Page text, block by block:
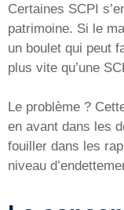
Certaines SCPI
patrimoine. Si le
un boulet qui peut
plus vite qu’une
Le problème ?
en avant dans les
fouiller dans les
niveau